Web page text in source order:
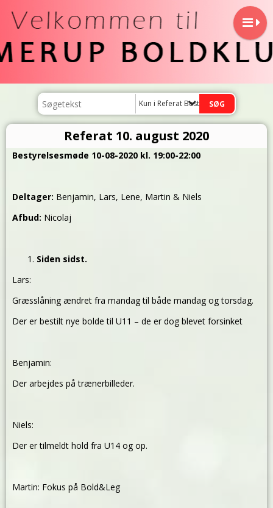
Kun i Referat Bestyrelsemøde
Referat 10. august 2020
Bestyrelsesmøde 10-08-2020 kl. 19:00-22:00
Deltager: Benjamin, Lars, Lene, Martin & Niels
Afbud: Nicolaj
Siden sidst.
Lars:
Græsslåning ændret fra mandag til både mandag og torsdag.
Der er bestilt nye bolde til U11 – de er dog blevet forsinket
Benjamin:
Der arbejdes på trænerbilleder.
Niels:
Der er tilmeldt hold fra U14 og op.
Martin: Fokus på Bold&Leg